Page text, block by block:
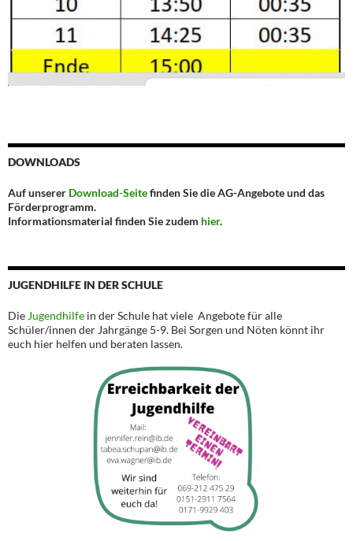
DOWNLOADS
Auf unserer Download-Seitefinden Sie die AG-Angebote und das
Förderprogramm.
Informationsmaterial finden Sie zudem hier.
JUGENDHILFE IN DER SCHULE
Die Jugendhilfe in der Schule hat viele Angebote für alle
Schüler/innen der Jahrgänge 5-9. Bei Sorgen und Nöten könnt ihr
euch hier helfen und beraten lassen.